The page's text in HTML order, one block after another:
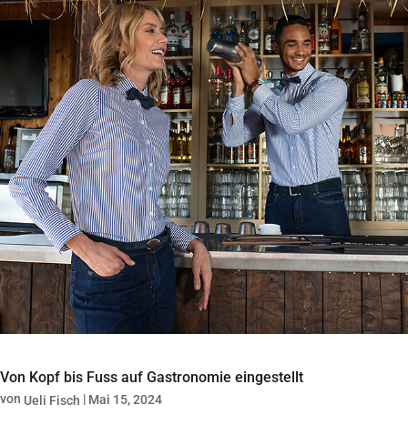
Von Kopf bis Fuss auf Gastronomie eingestellt
von Ueli Fisch | Mai 15, 2024